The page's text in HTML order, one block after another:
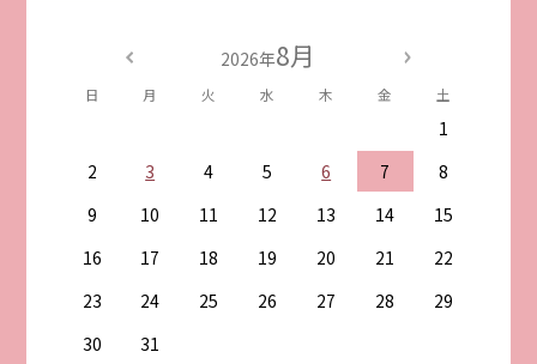
2026年8月
日 月 火 水 木 金 土
1
2
3 4 5 6 7
8
9
10 11 12 13 14
15
16
17 18 19 20 21
22
23
24 25 26 27 28
29
30
31